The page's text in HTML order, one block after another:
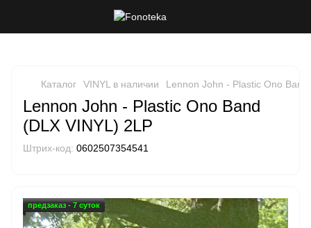
Каталог VINYL в наличии Lennon John - Plastic Ono
Lennon John - Plastic Ono Band
(DLX VINYL) 2LP
Штрих-код: 0602507354541
предзаказ - 7 суток